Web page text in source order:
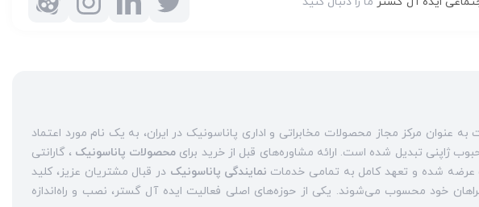
شرکت ایده آل گستر با سابقه دو دهه فعالیت به عنوان مرکز مجاز محصولات مخابراتی و اداری پاناسونیک در ایران، به یک نام مورد اعتماد
برای
محصولات پاناسونیک ، گارانتی
نمایندگی پاناسونیک در قبال مشتریان عزیز، کلید
واژه‌های سربلندی ایده آل گستر در میان همراهان خود محسوب می‌شوند. یکی از حوزه‌های اصلی فعالیت ایده آل گستر، نصب و راه‌اندازه